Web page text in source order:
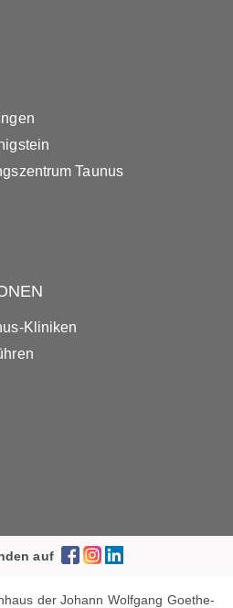
Taunus
Kliniken
auf
der Johann Wolfgang Goethe-